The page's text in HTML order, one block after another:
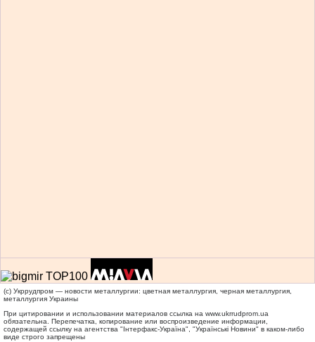
(c) Укррудпром — новости металлургии: цветная металлургия, черная металлургия,
металлургия Украины
При цитировании и использовании материалов ссылка на www.ukrrudprom.ua
обязательна. Перепечатка, копирование или воспроизведение информации,
содержащей ссылку на агентства "Iнтерфакс-Україна", "Українськi Новини" в каком-либо
виде строго запрещены